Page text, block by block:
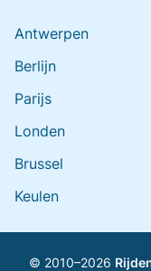
Antwerpen
Berlijn
Parijs
Londen
Brussel
Keulen
© 2010–2026